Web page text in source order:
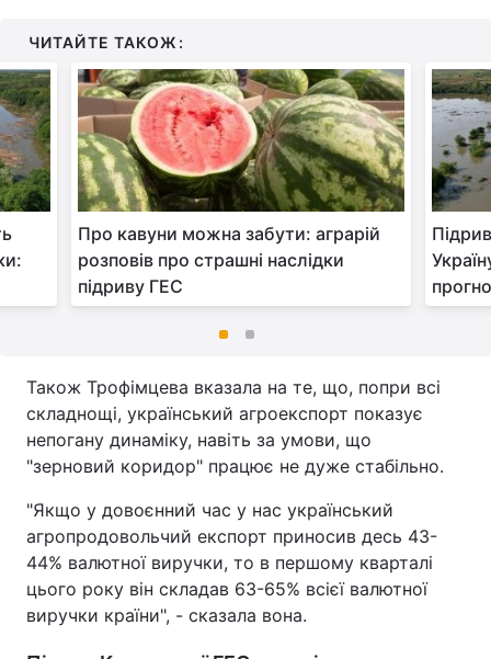
ЧИТАЙТЕ ТАКОЖ:
Про кавуни можна забути: аграрій
розповів про страшні наслідки
підриву ГЕС
Також Трофімцева вказала на те, що, попри всі
складнощі, український агроекспорт показує
непогану динаміку, навіть за умови, що
"зерновий коридор" працює не дуже стабільно.
"Якщо у довоєнний час у нас український
агропродовольчий експорт приносив десь 43-
44% валютної виручки, то в першому кварталі
цього року він складав 63-65% всієї валютної
виручки країни", - сказала вона.